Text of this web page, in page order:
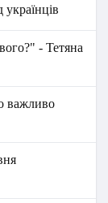
українців
- Тетяна
важливо